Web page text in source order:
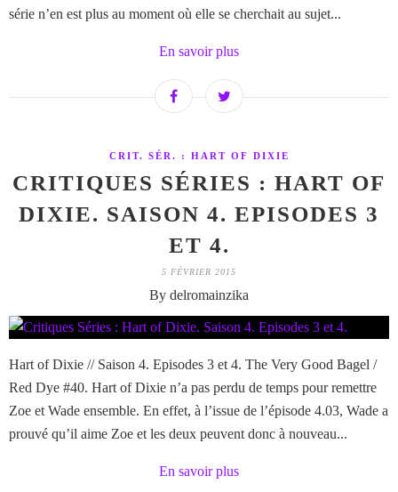
série n’en est plus au moment où elle se cherchait au sujet...
En savoir plus
CRIT. SÉR. : HART OF DIXIE
CRITIQUES SÉRIES : HART OF
DIXIE. SAISON 4. EPISODES 3
ET 4.
5 FÉVRIER 2015
By delromainzika
Hart of Dixie // Saison 4. Episodes 3 et 4. The Very Good Bagel /
Red Dye #40. Hart of Dixie n’a pas perdu de temps pour remettre
Zoe et Wade ensemble. En effet, à l’issue de l’épisode 4.03, Wade a
prouvé qu’il aime Zoe et les deux peuvent donc à nouveau...
En savoir plus